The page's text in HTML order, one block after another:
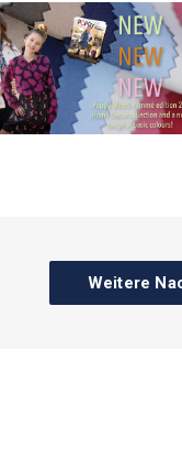
Weitere